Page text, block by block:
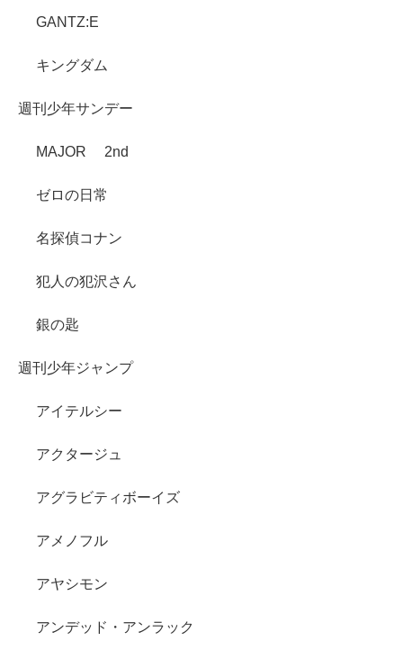
GANTZ:E
キングダム
週刊少年サンデー
MAJOR 2nd
ゼロの日常
名探偵コナン
犯人の犯沢さん
銀の匙
週刊少年ジャンプ
アイテルシー
アクタージュ
アグラビティボーイズ
アメノフル
アヤシモン
アンデッド・アンラック